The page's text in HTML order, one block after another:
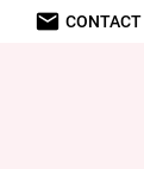
mail CONTACT